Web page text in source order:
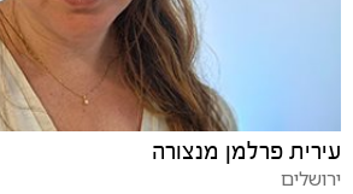
עירית פרלמן מנצורה
ירושלים